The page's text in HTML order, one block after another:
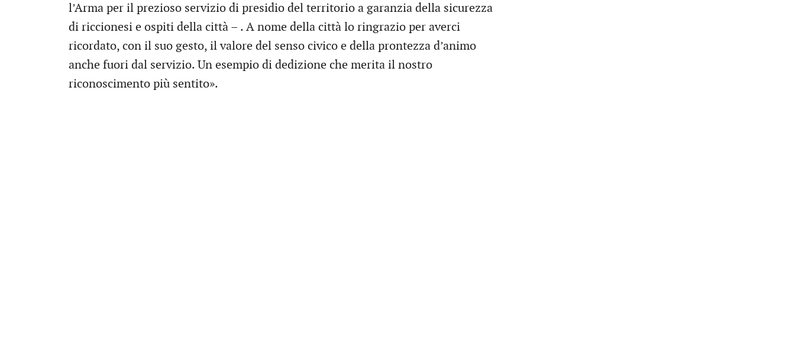
l’Arma per il prezioso servizio di presidio del territorio a garanzia della sicurezza
di riccionesi e ospiti della città – . A nome della città lo ringrazio per averci
ricordato, con il suo gesto, il valore del senso civico e della prontezza d’animo
anche fuori dal servizio. Un esempio di dedizione che merita il nostro
riconoscimento più sentito».